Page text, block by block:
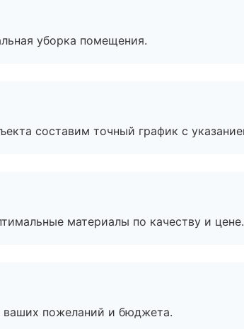
уборка помещения.
составим точный график с
материалы по качеству и цене.
ваших пожеланий и бюджета.